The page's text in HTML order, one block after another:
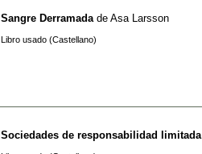
Sangre Derramada de Asa Larsson
Libro usado (Castellano)
Sociedades de responsabilidad limitada